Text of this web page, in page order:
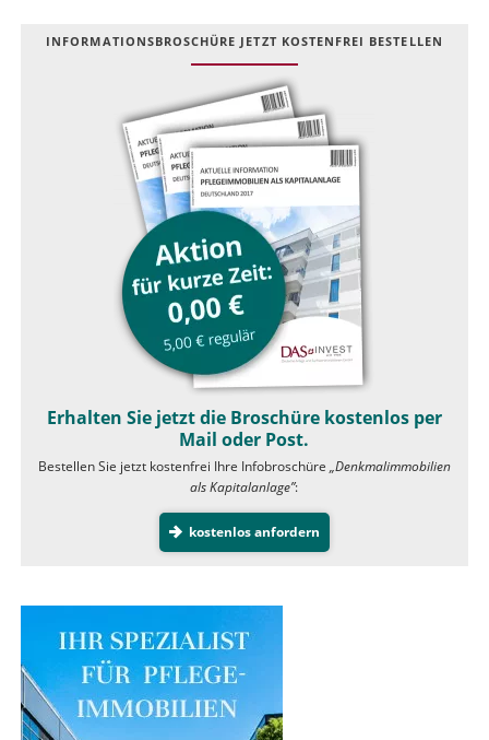
INFOR­MATIONS­BROSCHÜRE JETZT KOSTEN­FREI BESTELLEN
Erhalten Sie jetzt die Broschüre kostenlos per
Mail oder Post.
Bestellen Sie jetzt kostenfrei Ihre Infobroschüre „Denkmalimmobilien
als Kapitalanlage”:
kostenlos anfordern